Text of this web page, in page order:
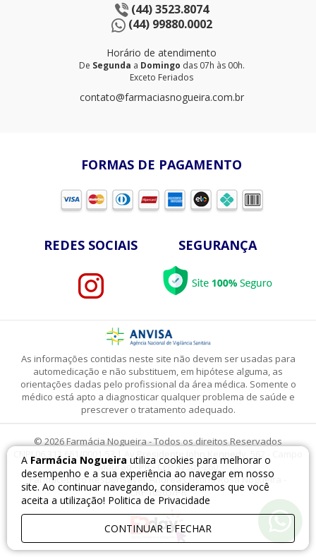
A Farmácia Nogueira utiliza cookies para melhorar o
desempenho e a sua experiência ao navegar em nosso
site. Ao continuar navegando, consideramos que você
aceita a utilização! Politica de Privacidade
CONTINUAR E FECHAR
(44) 3523.8074
(44) 99880.0002
Horário de atendimento
De Segunda a Domingo das 07h às 00h.
Exceto Feriados
contato@farmaciasnogueira.com.br
FORMAS DE PAGAMENTO
REDES SOCIAIS SEGURANÇA
As informações contidas neste site não devem ser usadas para
automedicação e não substituem, em hipótese alguma, as
orientações dadas pelo profissional da área médica. Somente o
médico está apto a diagnosticar qualquer problema de saúde e
prescrever o tratamento adequado.
© 2026 Farmácia Nogueira - Todos os direitos Reservados
CNPJ 06.313.661/0001-53 | Av Presidente John Kennedy, 562 - Campo
Mourão - PR - CEP 87305-260
Farmacêutico Responsável: Andrea Cristina Rosa Nogueira -
CRF 10565/PR